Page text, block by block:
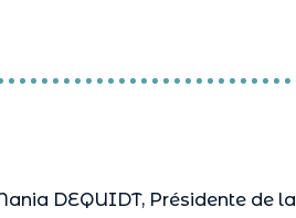
DEQUIDT, Présidente de la